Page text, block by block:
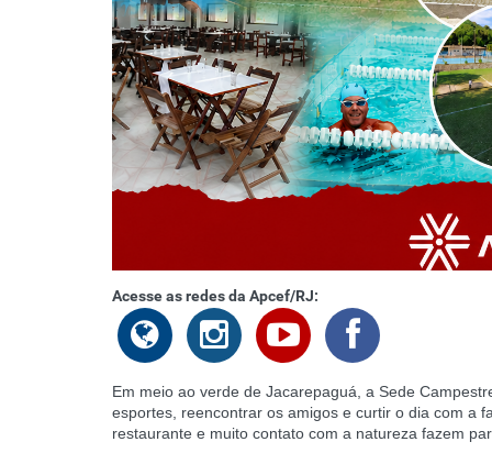
Acesse as redes da Apcef/RJ:
Em meio ao verde de Jacarepaguá, a Sede
esportes, reencontrar os amigos e curtir o dia com a
restaurante e muito contato com a natureza fazem